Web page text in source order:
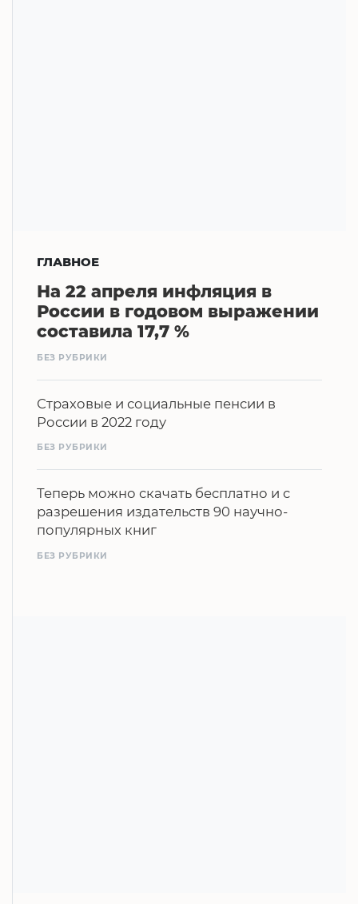
ГЛАВНОЕ
На 22 апреля инфляция в
России в годовом выражении
составила 17,7 %
БЕЗ РУБРИКИ
Страховые и социальные пенсии в
России в 2022 году
БЕЗ РУБРИКИ
Теперь можно скачать бесплатно и с
разрешения издательств 90 научно-
популярных книг
БЕЗ РУБРИКИ